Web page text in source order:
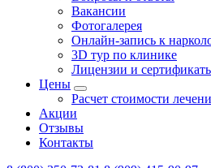
Вакансии
Фотогалерея
Онлайн-запись к
3D тур по клинике
Лицензии и
Цены
Расчет стоимости
Акции
Отзывы
Контакты